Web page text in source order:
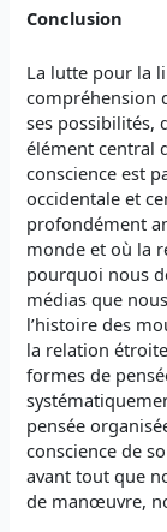
Conclusion
La lutte pour la
compréhension
ses possibilités,
élément central
conscience est
occidentale et
profondément
monde et où la
pourquoi nous
médias que
l’histoire des
la relation
formes de
pensée
conscience de
avant tout que
de manœuvre,